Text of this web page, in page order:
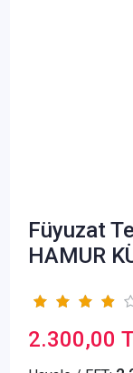
Füyuzat
HAMUR
2.300,00